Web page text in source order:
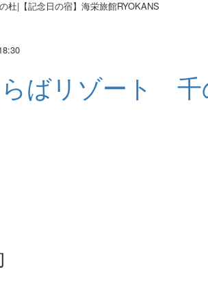
杜|【記念日の宿】海栄旅館RYOKANS
ばリゾート 千